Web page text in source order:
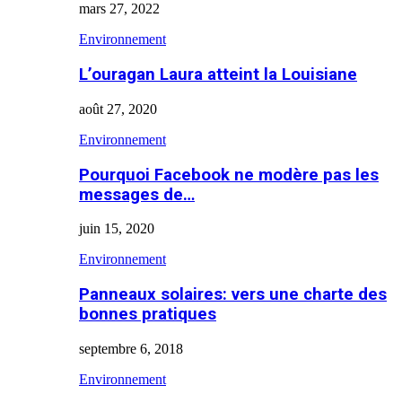
mars 27, 2022
Environnement
L’ouragan Laura atteint la Louisiane
août 27, 2020
Environnement
Pourquoi Facebook ne modère pas les
messages de…
juin 15, 2020
Environnement
Panneaux solaires: vers une charte des
bonnes pratiques
septembre 6, 2018
Environnement